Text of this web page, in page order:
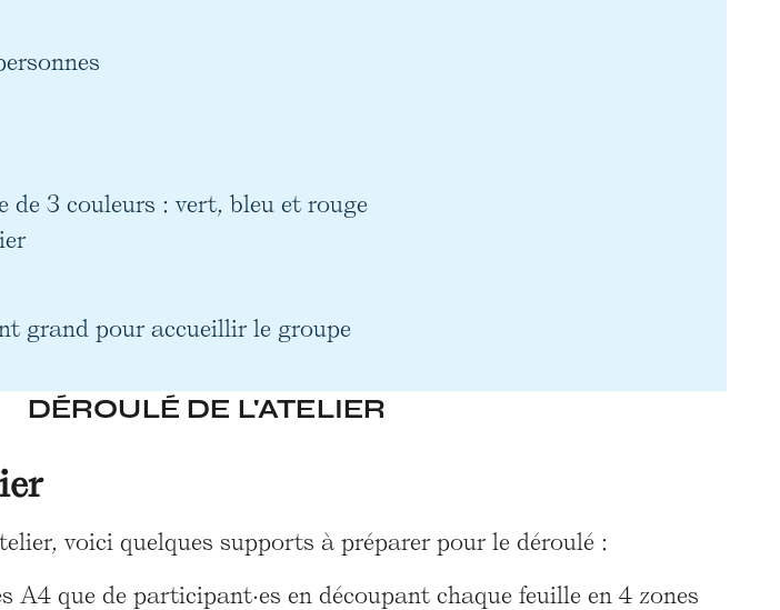
de 3 couleurs : vert, bleu et rouge
grand pour accueillir le groupe
DÉROULÉ DE L'ATELIER
voici quelques supports à préparer pour le déroulé :
A4 que de participant·es en découpant chaque feuille en 4 zones